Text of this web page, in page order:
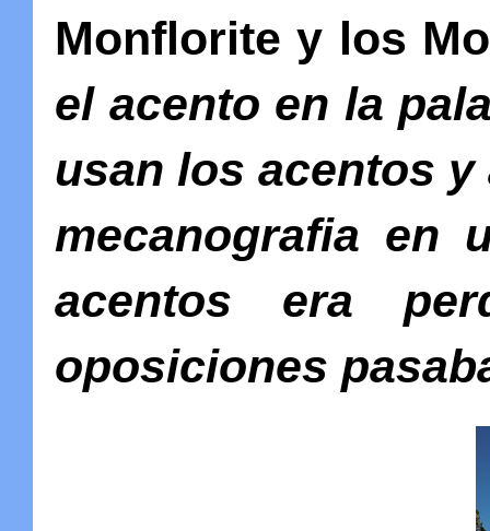
Monflorite y los
el acento en la
usan los acentos
mecanografia en
acentos era
oposiciones